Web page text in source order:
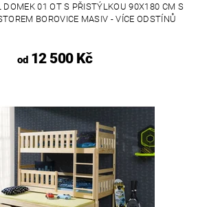
DOMEK 01 OT S PŘISTÝLKOU 90X180 CM S
BOROVICE MASIV - VÍCE ODSTÍNŮ
od12 500 Kč